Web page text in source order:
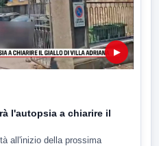
▶
l'autopsia a chiarire il
all'inizio della prossima